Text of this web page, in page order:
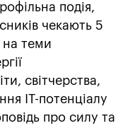
подія,
чекають 5
на теми
світчерства,
ІТ-потенціалу
про силу та